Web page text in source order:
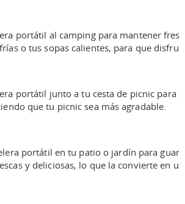
portátil al camping para mantener
o tus sopas calientes, para que
portátil junto a tu cesta de picnic para
que tu picnic sea más agradable.
portátil en tu patio o jardín para
y deliciosas, lo que la convierte en